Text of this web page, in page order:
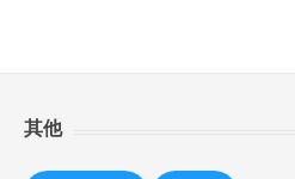
其他